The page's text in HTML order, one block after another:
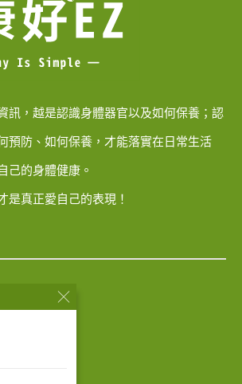
訊，越是認識身體器官以及如何保養；認
預防、如何保養，才能落實在日常生活
己的身體健康。
是真正愛自己的表現！